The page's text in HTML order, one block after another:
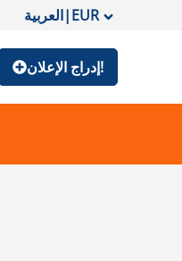
العربية|EUR
إدراج الإعلان!